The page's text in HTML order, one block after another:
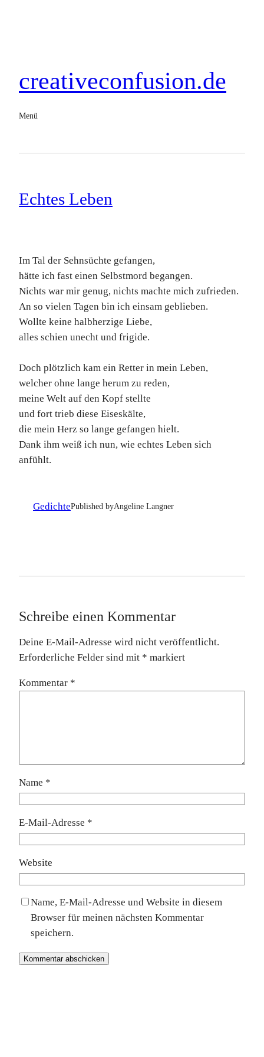
creativeconfusion.de
Menü
Echtes Leben
Im Tal der Sehnsüchte gefangen,
hätte ich fast einen Selbstmord begangen.
Nichts war mir genug, nichts machte mich zufrieden.
An so vielen Tagen bin ich einsam geblieben.
Wollte keine halbherzige Liebe,
alles schien unecht und frigide.
Doch plötzlich kam ein Retter in mein Leben,
welcher ohne lange herum zu reden,
meine Welt auf den Kopf stellte
und fort trieb diese Eiseskälte,
die mein Herz so lange gefangen hielt.
Dank ihm weiß ich nun, wie echtes Leben sich
anfühlt.
GedichtePublished byAngeline Langner
Schreibe einen Kommentar
Deine E-Mail-Adresse wird nicht veröffentlicht.
Erforderliche Felder sind mit * markiert
Kommentar *
Name *
E-Mail-Adresse *
Website
Name, E-Mail-Adresse und Website in diesem
Browser für meinen nächsten Kommentar
speichern.